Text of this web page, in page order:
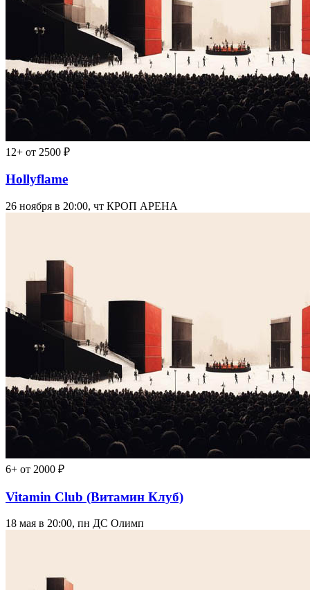
12+ от 2500 ₽
Hollyflame
26 ноября в 20:00, чт КРОП АРЕНА
6+ от 2000 ₽
Vitamin Club (Витамин Клуб)
18 мая в 20:00, пн ДС Олимп